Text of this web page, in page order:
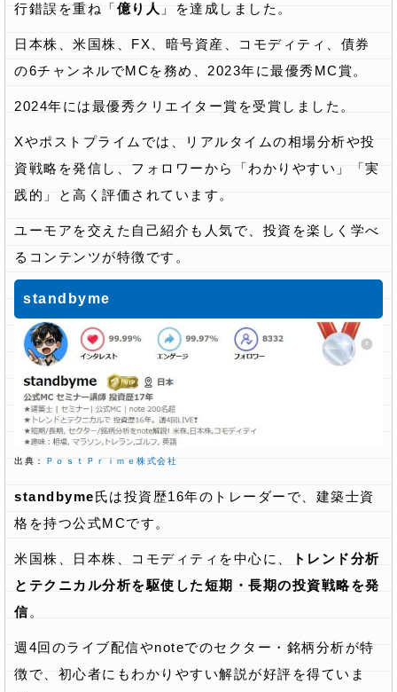
行錯誤を重ね「億り人 」を達成しました。
日本株、米国株、FX、暗号資産、コモディティ、債券
の6チャンネルでMCを務め、2023年に最優秀MC賞。
2024年には最優秀クリエイター賞を受賞しました。
Xやポストプライムでは、リアルタイムの相場分析や投
資戦略を発信し、フォロワーから「わかりやすい」「実
践的」と高く評価されています。
ユーモアを交えた自己紹介も人気で、投資を楽しく学べ
るコンテンツが特徴です。
standbyme
出典： ＰｏｓｔＰｒｉｍｅ株式会社
standbyme氏は投資歴16年のトレーダーで、建築士資
格を持つ公式MCです。
米国株、日本株、コモディティを中心に、
トレンド分析
とテクニカル分析を駆使した短期・長期の投資戦略を発
信。
週4回のライブ配信やnoteでのセクター・銘柄分析が特
徴で、初心者にもわかりやすい解説が好評を得ていま